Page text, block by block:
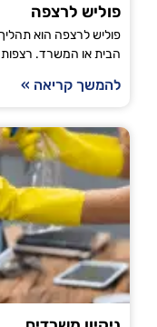
פוליש לרצפה
פוליש לרצפה הוא
הבית או המשרד. רצפות
להמשך קריאה »